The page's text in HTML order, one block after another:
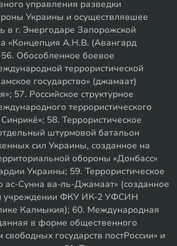
управления разведки
Украины и осуществлявшее
в г. Энергодаре Запорожской
«Концепция А.Н.В. (Авангард
Обособленное боевое
террористической
государство» (джамаат)
57. Российское структурное
террористического
58. Террористическое
штурмовой батальон
сил Украины, созданное на
обороны «Донбасс»
Украины; 59. Террористическое
ас-Сунна ва-ль-Джамаат» (созданное
учреждении ФКУ ИК-2 УФСИН
Калмыкия); 60. Международная
в форме общественного
государств постРоссии» и